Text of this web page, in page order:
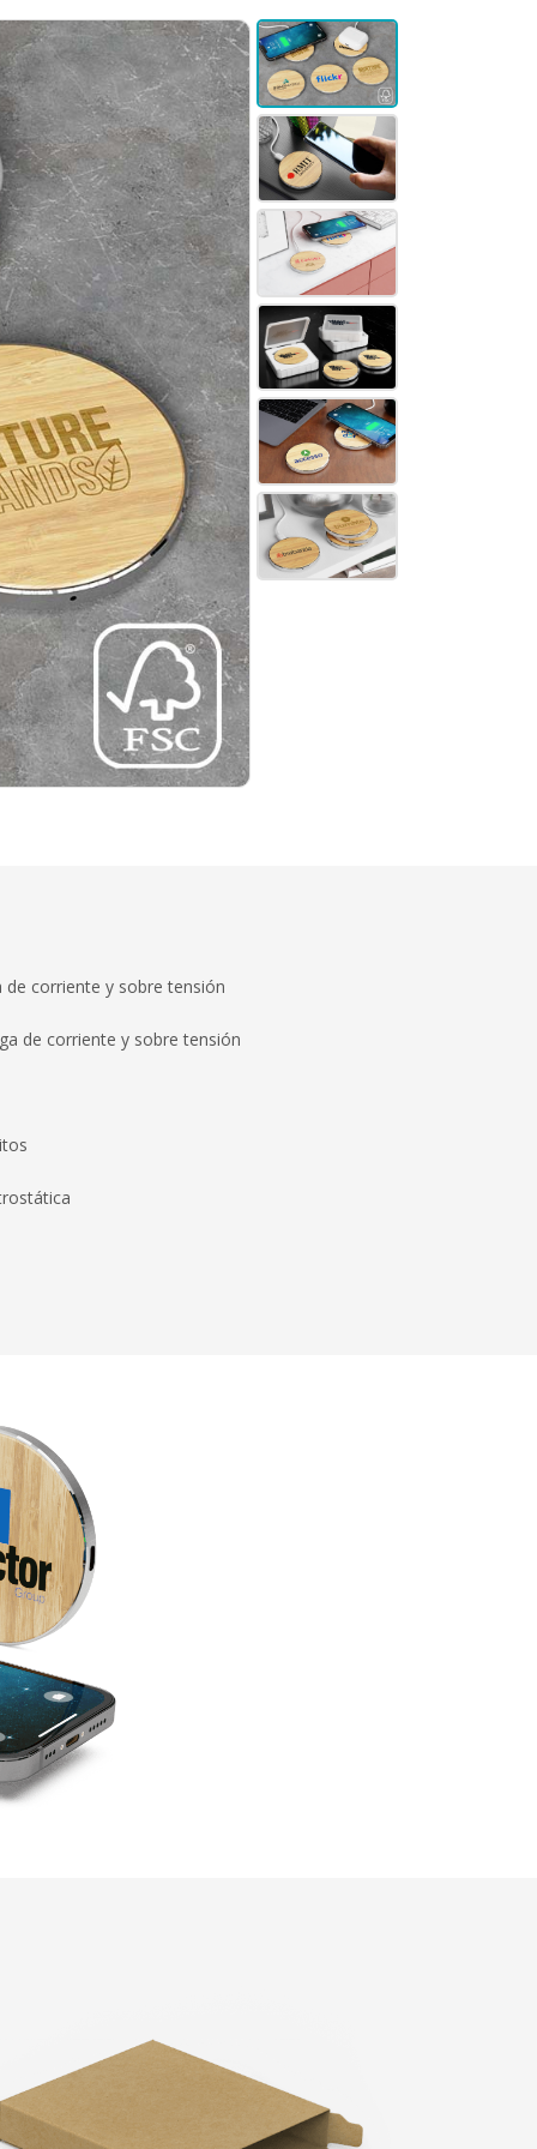
corriente y sobre tensión
de corriente y sobre tensión